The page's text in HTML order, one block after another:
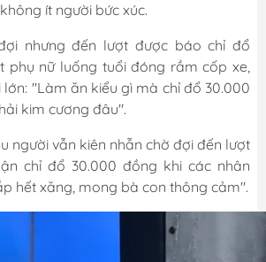
ít người bức xúc.
nhưng đến lượt được báo chỉ đổ
phụ nữ luống tuổi đóng rầm cốp xe,
"Làm ăn kiểu gì mà chỉ đổ 30.000
kim cương đâu".
người vẫn kiên nhẫn chờ đợi đến lượt
chỉ đổ 30.000 đồng khi các nhân
hết xăng, mong bà con thông cảm".